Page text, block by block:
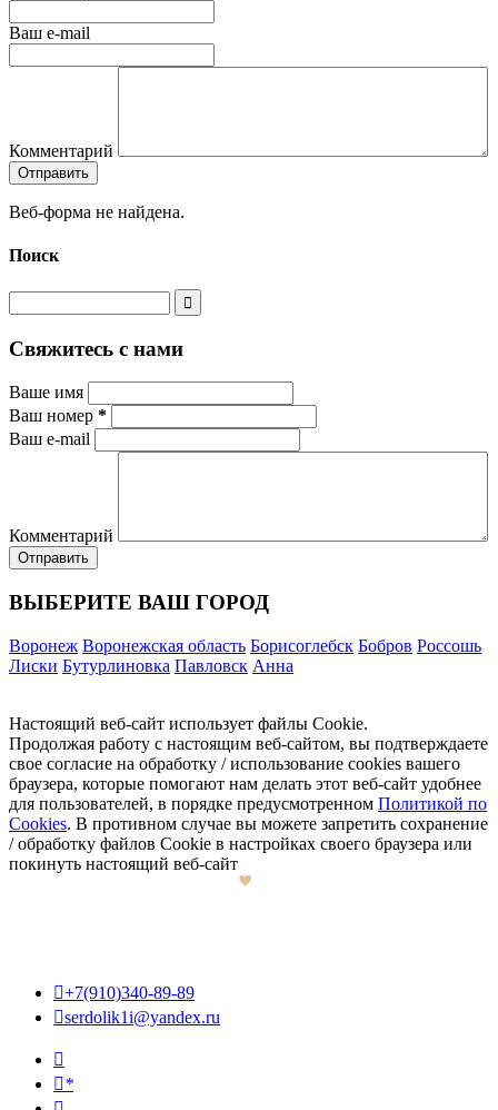
Ваш e-mail
Комментарий
Веб-форма не найдена.
Поиск
Свяжитесь с нами
Ваше имя
Ваш номер *
Ваш e-mail
Комментарий
ВЫБЕРИТЕ ВАШ ГОРОД
Воронеж Воронежская область Борисоглебск Бобров Россошь
Лиски Бутурлиновка Павловск Анна
Настоящий веб-сайт использует файлы Cookie.
Продолжая работу с настоящим веб-сайтом, вы подтверждаете
свое согласие на обработку / использование cookies вашего
браузера, которые помогают нам делать этот веб-сайт удобнее
для пользователей, в порядке предусмотренном Политикой по
Cookies. В противном случае вы можете запретить сохранение
/ обработку файлов Cookie в настройках своего браузера или
покинуть настоящий веб-сайт
+7(910)340-89-89
serdolik1i@yandex.ru

*